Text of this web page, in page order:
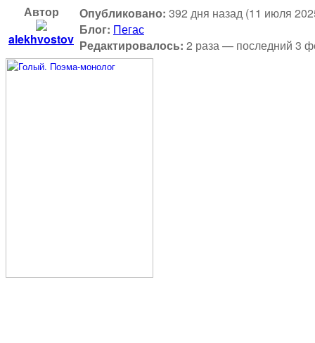
Автор
alekhvostov
Опубликовано: 392 дня назад (11 июля
Блог: Пегас
Редактировалось: 2 раза — последний 3